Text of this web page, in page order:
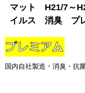
マット H21/7～
イルス 消臭 プ
国内自社製造・消臭・抗